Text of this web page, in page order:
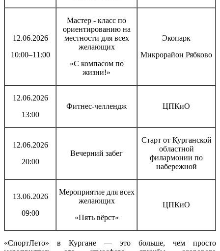
12.06.2026
10:00–11:00
Мастер - класс по
ориентированию на
местности для всех
желающих
«С компасом по
жизни!»
Экопарк
Микрорайон Рябково
12.06.2026
13:00
Фитнес-челлендж ЦПКиО
12.06.2026
20:00
Вечерний забег
Старт от Курганской
областной
филармонии по
набережной
13.06.2026
09:00
Мероприятие для всех
желающих
«Пять вёрст»
ЦПКиО
«СпортЛето» в Кургане — это больше, чем просто